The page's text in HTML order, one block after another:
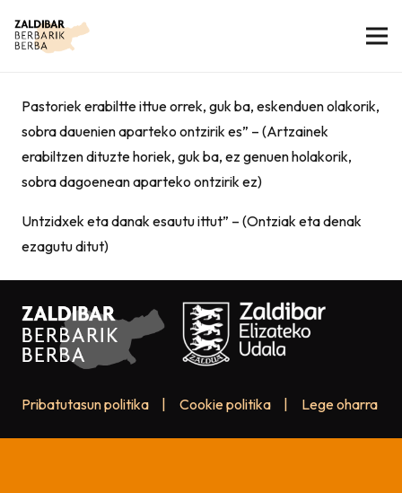
Pastoriek erabiltte ittue orrek, guk ba, eskenduen olakorik,
sobra dauenien aparteko ontzirik es” – (Artzainek
erabiltzen dituzte horiek, guk ba, ez genuen holakorik,
sobra dagoenean aparteko ontzirik ez)
Untzidxek eta danak esautu ittut” – (Ontziak eta denak
ezagutu ditut)
Pribatutasun politika Cookie politika Lege oharra